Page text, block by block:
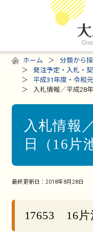
ホーム 分類から
発注予定・入札・
平成31年度・令和
入札情報／平成28
入札情報
日（16片
最終更新日： 2018年8月28日
17653 16片